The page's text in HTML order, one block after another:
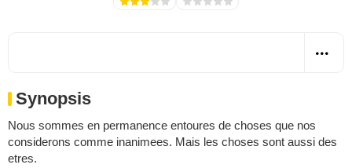
Synopsis
Nous sommes en permanence entoures de choses que nos
considerons comme inanimees. Mais les choses sont aussi des
etres.